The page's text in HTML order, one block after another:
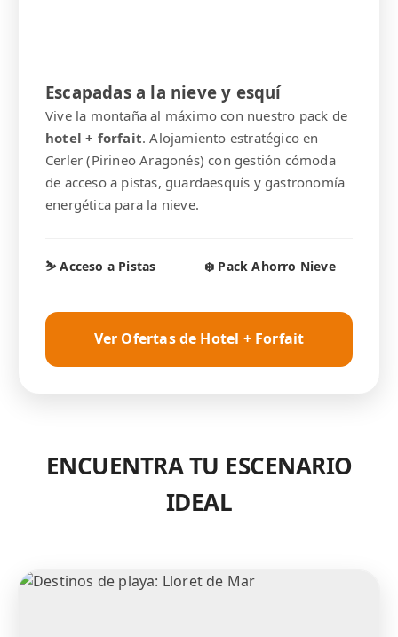
Escapadas a la nieve y esquí
Vive la montaña al máximo con nuestro pack de
hotel + forfait. Alojamiento estratégico en
Cerler (Pirineo Aragonés) con gestión cómoda
de acceso a pistas, guardaesquís y gastronomía
energética para la nieve.
⛷️ Acceso a Pistas ❄️ Pack Ahorro Nieve
Ver Ofertas de Hotel + Forfait
ENCUENTRA TU ESCENARIO
IDEAL